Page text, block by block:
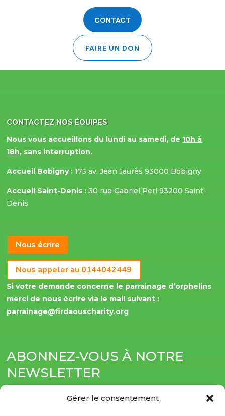
Gérer le consentement
CONTACT
FAIRE UN DON
CONTACTEZ NOS ÉQUIPES
Nous vous accueillons du lundi au samedi, de 10h à
18h, sans interruption.
Accueil Bobigny :175 av. Jean Jaurès 93000 Bobigny
Accueil Saint-Denis :30 rue Gabriel Peri 93200 Saint-
Denis
Nous écrire
Nous appeler au 0144042449
Si votre demande concerne le parrainage d’orphelins
merci de nous écrire via le mail suivant :
parrainage@firdaouscharity.org
ABONNEZ-VOUS À NOTRE
NEWSLETTER